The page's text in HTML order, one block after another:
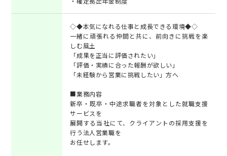
◇◆本気になれる仕事と成長できる環境◆◇
一緒に頑張れる仲間と共に、前向きに挑戦を楽
しむ風土
「成果を正当に評価されたい」
「評価・実績に合った報酬が欲しい」
「未経験から営業に挑戦したい」方へ
■業務内容
新卒・既卒・中途求職者を対象とした就職支援
サービスを
展開する当社にて、クライアントの採用支援を
行う法人営業職を
お任せします。